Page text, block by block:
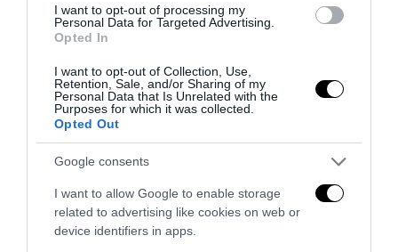
I want to opt-out of processing my
Personal Data for Targeted Advertising.
Opted In
I want to opt-out of Collection, Use,
Retention, Sale, and/or Sharing of my
Personal Data that Is Unrelated with the
Purposes for which it was collected.
Opted Out
Google consents
I want to allow Google to enable storage
related to advertising like cookies on web or
device identifiers in apps.
Nirmal Purja, l’uomo che trasformò il limite in una